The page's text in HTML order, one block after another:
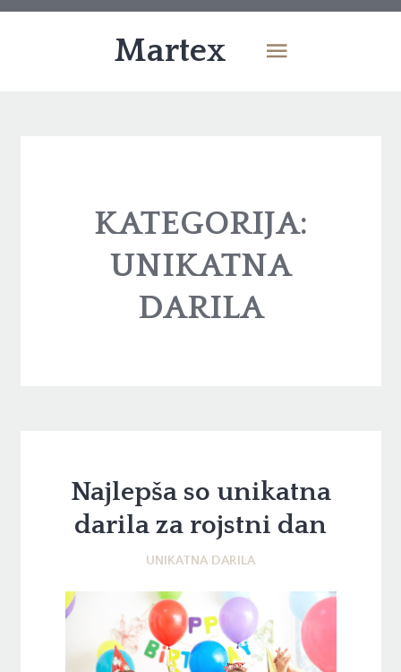
Martex
KATEGORIJA:
UNIKATNA
DARILA
Najlepša so unikatna
darila za rojstni dan
UNIKATNA DARILA